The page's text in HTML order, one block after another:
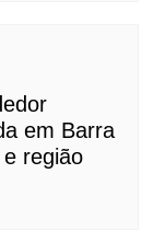
em Barra
região